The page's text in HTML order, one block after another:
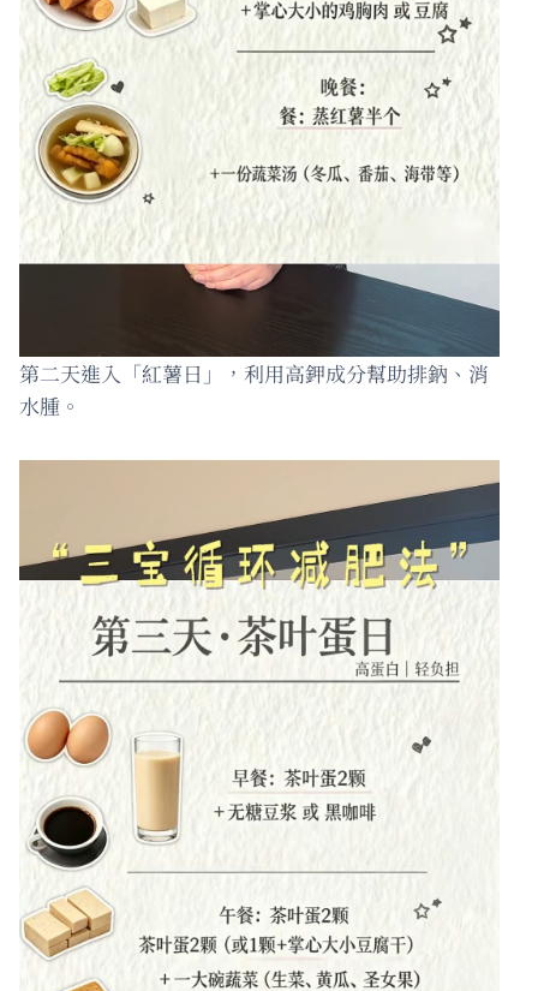
第二天進入「紅薯日」，利用高鉀成分幫助排鈉、消
水腫。